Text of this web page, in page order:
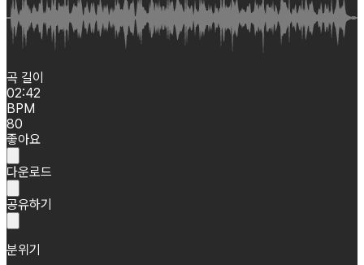
곡 길이
02:42
BPM
80
좋아요
다운로드
공유하기
분위기